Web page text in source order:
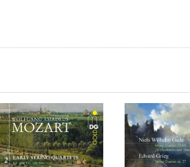
1881 seiner Cosima in die
bei ihm durchaus
er als „Blumenstrauß“
Wagners Vignette. Schließlich